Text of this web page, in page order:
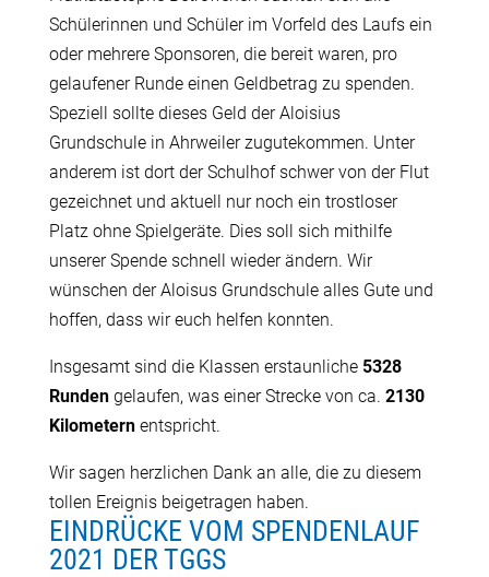
Schülerinnen und Schüler im Vorfeld des Laufs ein
oder mehrere Sponsoren, die bereit waren, pro
gelaufener Runde einen Geldbetrag zu spenden.
Speziell sollte dieses Geld der Aloisius
Grundschule in Ahrweiler zugutekommen. Unter
anderem ist dort der Schulhof schwer von der Flut
gezeichnet und aktuell nur noch ein trostloser
Platz ohne Spielgeräte. Dies soll sich mithilfe
unserer Spende schnell wieder ändern. Wir
wünschen der Aloisus Grundschule alles Gute und
hoffen, dass wir euch helfen konnten.
Insgesamt sind die Klassen erstaunliche 5328
Rundengelaufen, was einer Strecke von ca. 2130
Kilometernentspricht.
Wir sagen herzlichen Dank an alle, die zu diesem
tollen Ereignis beigetragen haben.
EINDRÜCKE VOM SPENDENLAUF
2021 DER TGGS